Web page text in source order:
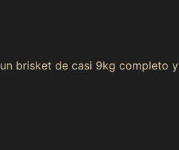
brisket de casi 9kg completo